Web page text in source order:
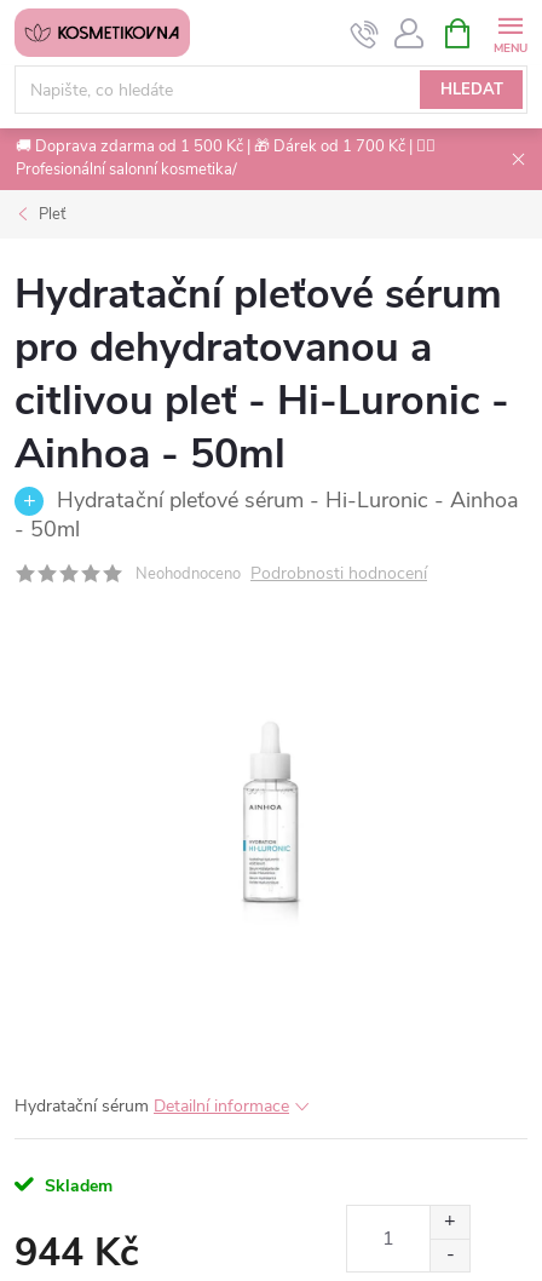
Přejít
obsah
HLEDAT
NÁKUPNÍ
KOŠÍK
🚚 Doprava zdarma od 1 500 Kč | 🎁 Dárek od 1 700 Kč | 💇‍♀️
Profesionální salonní kosmetika/
Pleť
Hydratační pleťové sérum
pro dehydratovanou a
citlivou pleť - Hi-Luronic -
Ainhoa - 50ml
Hydratační pleťové sérum - Hi-Luronic - Ainhoa
- 50ml
Neohodnoceno Podrobnosti hodnocení
Hydratační sérum Detailní informace
Skladem
944 Kč